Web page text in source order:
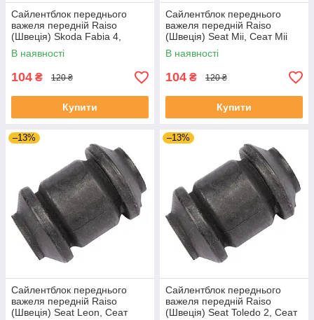
Сайлентблок переднього
важеля передній Raiso
(Швеція) Skoda Fabia 4,
Шкода Фабія 4 21- #RL-
1J0182V UAJJVOC4
В наявності
104 ₴ 120 ₴
Купити
Сайлентблок переднього
важеля передній Raiso
(Швеція) Seat Mii, Сеат Міі
11-19 #RL-1J0182V
UAAVQUI4
В наявності
104 ₴ 120 ₴
Купити
–13%
Сайлентблок переднього
важеля передній Raiso
(Швеція) Seat Leon, Сеат
–13%
Сайлентблок переднього
важеля передній Raiso
(Швеція) Seat Toledo 2, Сеат